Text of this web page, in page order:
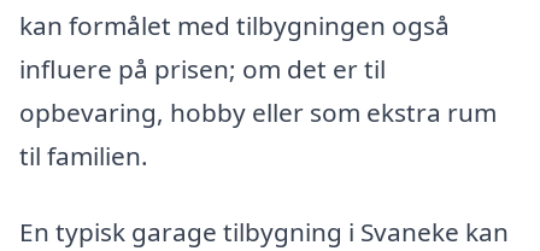
kan formålet med tilbygningen også
influere på prisen; om det er til
opbevaring, hobby eller som ekstra rum
til familien.
En typisk garage tilbygning i Svaneke kan